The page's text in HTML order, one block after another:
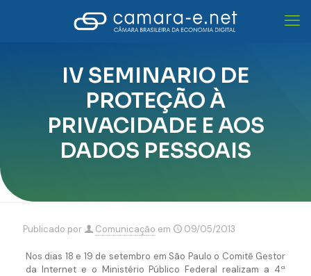
IV SEMINARIO DE
PROTEÇÃO À
PRIVACIDADE E AOS
DADOS PESSOAIS
Publicado por Comunicação em 09/05/2013
Nos dias 18 e 19 de setembro em São Paulo o Comitê Gestor
da Internet e o Ministério Público Federal realizam a 4ª